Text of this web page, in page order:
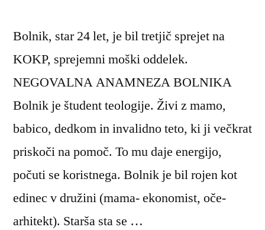
Bolnik, star 24 let, je bil tretjič sprejet na
KOKP, sprejemni moški oddelek.
NEGOVALNA ANAMNEZA BOLNIKA
Bolnik je študent teologije. Živi z mamo,
babico, dedkom in invalidno teto, ki ji večkrat
priskoči na pomoč. To mu daje energijo,
počuti se koristnega. Bolnik je bil rojen kot
edinec v družini (mama- ekonomist, oče-
arhitekt). Starša sta se …